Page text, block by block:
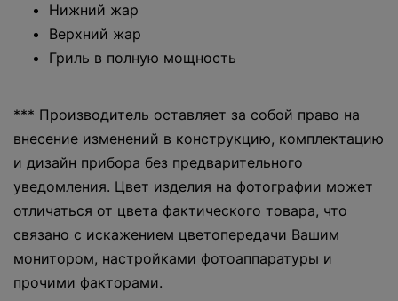
Нижний жар
Верхний жар
Гриль в полную мощность
*** Производитель оставляет за собой право на
внесение изменений в конструкцию, комплектацию
и дизайн прибора без предварительного
уведомления. Цвет изделия на фотографии может
отличаться от цвета фактического товара, что
связано с искажением цветопередачи Вашим
монитором, настройками фотоаппаратуры и
прочими факторами.